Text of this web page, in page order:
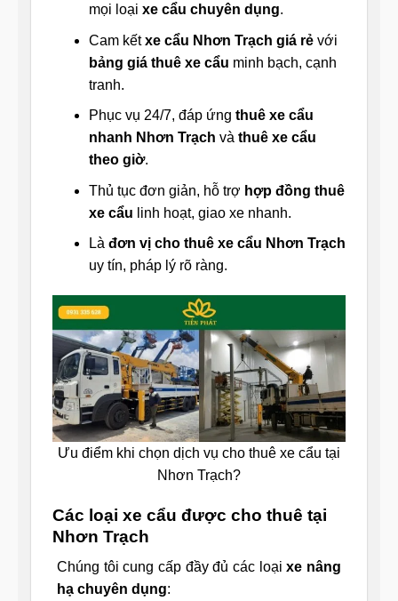
mọi loại xe cẩu chuyên dụng.
Cam kếtxe cẩu Nhơn Trạch giá rẻvới
bảng giá thuê xe cẩu minh bạch, cạnh
tranh.
Phục vụ 24/7, đáp ứng thuê xe cẩu
nhanh Nhơn Trạch và thuê xe cẩu
theo giờ.
Thủ tục đơn giản, hỗ trợ hợp đồng thuê
xe cẩu linh hoạt, giao xe nhanh.
Là đơn vị cho thuê xe cẩu Nhơn Trạch
uy tín, pháp lý rõ ràng.
Ưu điểm khi chọn dịch vụ cho thuê xe cẩu tại
Nhơn Trạch?
Các loại xe cẩu được cho thuê tại
Nhơn Trạch
Chúng tôi cung cấp đầy đủ các loạixe nâng
hạ chuyên dụng: